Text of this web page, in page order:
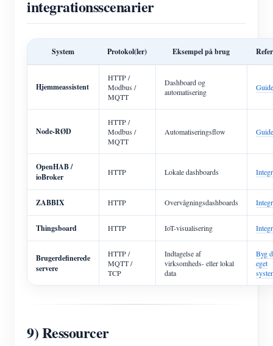
integrationsscenarier
System Protokol(ler) Eksempel på brug
Hjemmeassistent
HTTP /
Modbus /
MQTT
Dashboard og
automatisering
Guide
Node-RØD
HTTP /
Modbus /
MQTT
Automatiseringsflow Guide
OpenHAB /
ioBroker
HTTP Lokale dashboards
ZABBIX HTTP Overvågningsdashboards
Thingsboard HTTP IoT-visualisering
Brugerdefinerede
servere
HTTP /
MQTT /
TCP
Indtagelse af
virksomheds- eller lokal
data
Byg
eget
9) Ressourcer